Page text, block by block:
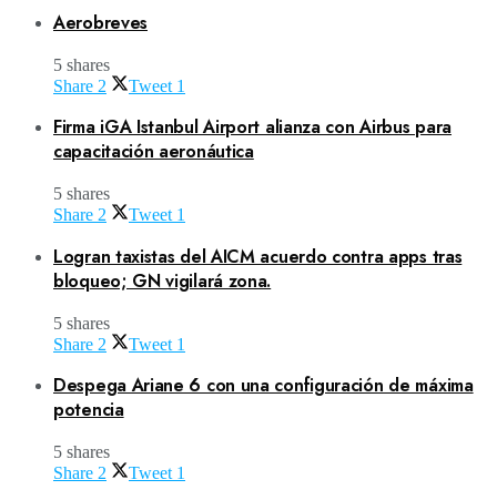
Aerobreves
5 shares
Share 2 Tweet 1
Firma iGA Istanbul Airport alianza con Airbus para
capacitación aeronáutica
5 shares
Share 2 Tweet 1
Logran taxistas del AICM acuerdo contra apps tras
bloqueo; GN vigilará zona.
5 shares
Share 2 Tweet 1
Despega Ariane 6 con una configuración de máxima
potencia
5 shares
Share 2 Tweet 1